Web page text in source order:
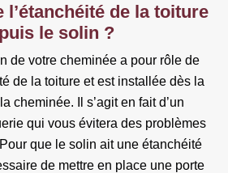
l’étanchéité de la toiture
le solin ?
de votre cheminée a pour rôle de
de la toiture et est installée dès la
cheminée. Il s’agit en fait d’un
qui vous évitera des problèmes
que le solin ait une étanchéité
de mettre en place une porte